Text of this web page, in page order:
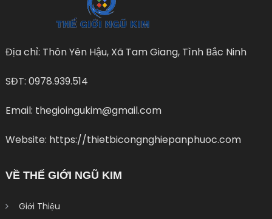
Địa chỉ: Thôn Yên Hậu, Xã Tam Giang, Tình Bắc Ninh
SĐT: 0978.939.514
Email: thegioingukim@gmail.com
Website: https://thietbicongnghiepanphuoc.com
VỀ THẾ GIỚI NGŨ KIM
Giới Thiệu